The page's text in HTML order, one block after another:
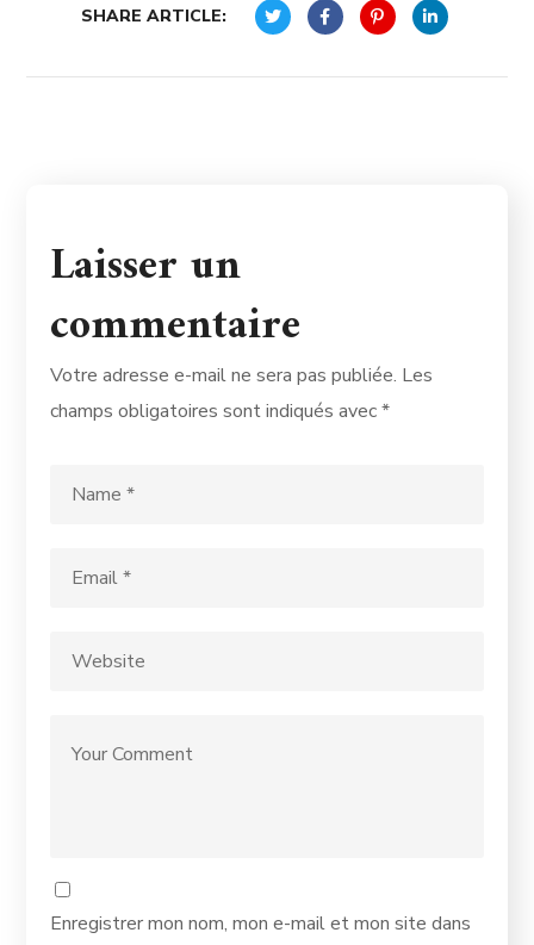
SHARE ARTICLE:
Laisser un
commentaire
Votre adresse e-mail ne sera pas publiée. Les
champs obligatoires sont indiqués avec*
Enregistrer mon nom, mon e-mail et mon site dans